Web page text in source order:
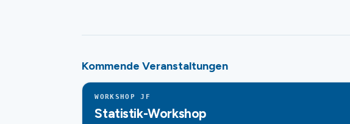
Kommende Veranstaltungen
WORKSHOP JF
Statistik-Workshop